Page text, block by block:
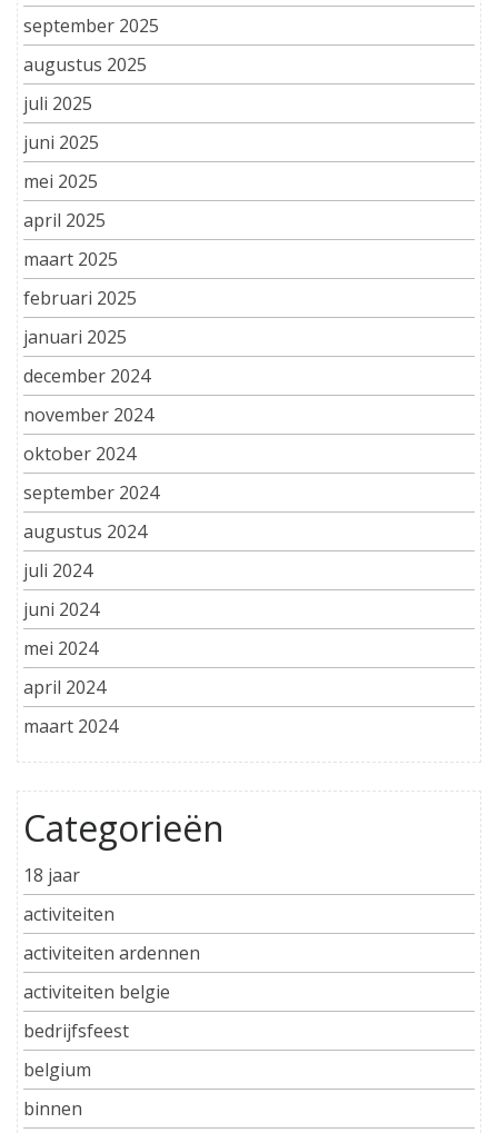
september 2025
augustus 2025
juli 2025
juni 2025
mei 2025
april 2025
maart 2025
februari 2025
januari 2025
december 2024
november 2024
oktober 2024
september 2024
augustus 2024
juli 2024
juni 2024
mei 2024
april 2024
maart 2024
Categorieën
18 jaar
activiteiten
activiteiten ardennen
activiteiten belgie
bedrijfsfeest
belgium
binnen